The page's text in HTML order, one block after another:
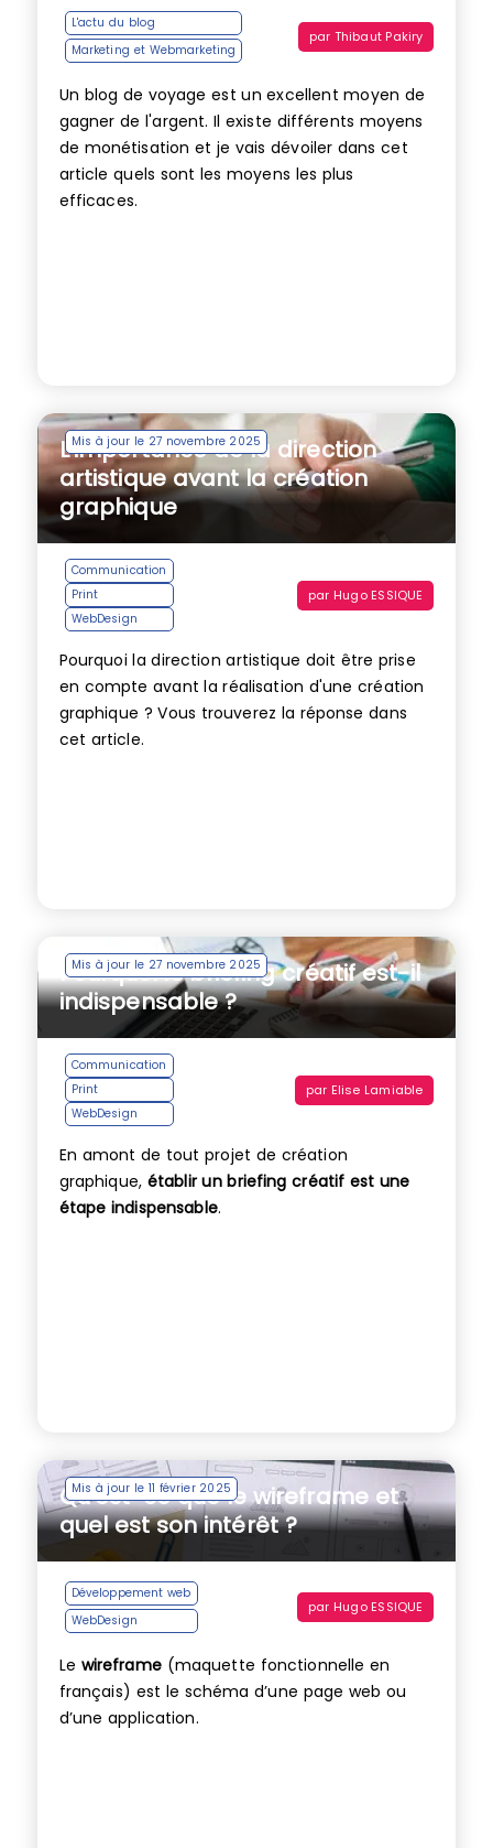
L'actu du blog
Marketing et Webmarketing
par Thibaut Pakiry
Un blog de voyage est un excellent moyen de
gagner de l'argent. Il existe différents moyens
de monétisation et je vais dévoiler dans cet
article quels sont les moyens les plus
efficaces.
Mis à jour le 27 novembre 2025
L’importance de la direction
artistique avant la création
graphique
Communication
Print
WebDesign
par Hugo ESSIQUE
Pourquoi la direction artistique doit être prise
en compte avant la réalisation d'une création
graphique ? Vous trouverez la réponse dans
cet article.
Mis à jour le 27 novembre 2025
Pourquoi le briefing créatif est-il
indispensable ?
Communication
Print
WebDesign
par Elise Lamiable
En amont de tout projet de création
graphique, établir un briefing créatif est une
étape indispensable.
Mis à jour le 11 février 2025
Qu’est-ce que le wireframe et
quel est son intérêt ?
Développement web
WebDesign
par Hugo ESSIQUE
Le wireframe(maquette fonctionnelle en
français) est le schéma d’une page web ou
d’une application.